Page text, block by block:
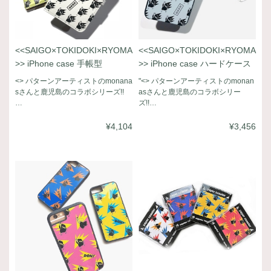
<<SAIGO×TOKIDOKI×RYOMA
>> iPhone case 手帳型
<> パターンアーティストのmonana
sさんと鹿児島のコラボシリーズ!!
…
¥4,104
<<SAIGO×TOKIDOKI×RYOMA
>> iPhone case ハードケース
"<> パターンアーティストのmonan
asさんと鹿児島のコラボシリー
ズ!!…
¥3,456